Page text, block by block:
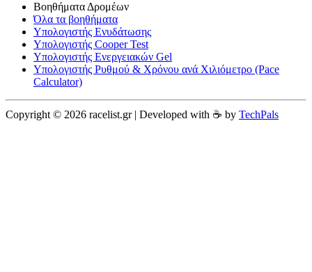
Βοηθήματα Δρομέων
Όλα τα βοηθήματα
Υπολογιστής Ενυδάτωσης
Υπολογιστής Cooper Test
Υπολογιστής Ενεργειακών Gel
Υπολογιστής Ρυθμού & Χρόνου ανά Χιλιόμετρο (Pace
Calculator)
Copyright © 2026 racelist.gr | Developed with ☕️ by TechPals